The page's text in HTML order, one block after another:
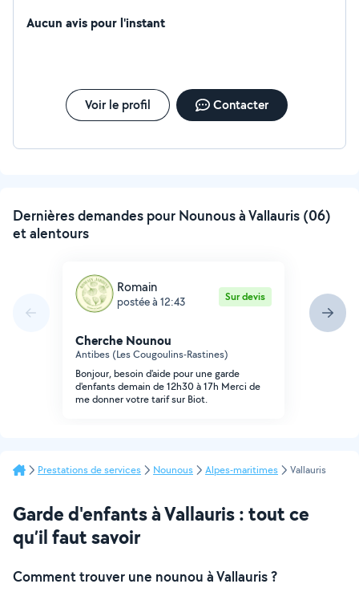
Aucun avis pour l'instant
Voir le profil Contacter
Dernières demandes pour Nounous à Vallauris (06)
et alentours
Romain
postée à 12:43 Sur devis
Cherche Nounou
Antibes (Les Cougoulins-Rastines)
Bonjour, besoin d'aide pour une garde
d'enfants demain de 12h30 à 17h Merci de
me donner votre tarif sur Biot.
Prestations de services Nounous Alpes-maritimes Vallauris
Garde d'enfants à Vallauris : tout ce
qu’il faut savoir
Comment trouver une nounou à Vallauris ?